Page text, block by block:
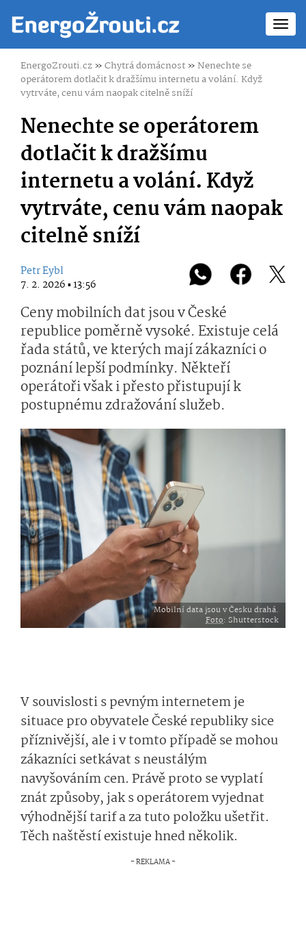
EnergoZrouti.cz»Chytrá domácnost»Nenechte se
operátorem dotlačit k dražšímu internetu a volání. Když
vytrváte, cenu vám naopak citelně sníží
Nenechte se operátorem
dotlačit k dražšímu
internetu a volání. Když
vytrváte, cenu vám naopak
citelně sníží
Petr Eybl
7. 2. 2026 ▪ 13:56
Ceny mobilních dat jsou v České
republice poměrně vysoké. Existuje celá
řada států, ve kterých mají zákazníci o
poznání lepší podmínky. Někteří
operátoři však i přesto přistupují k
postupnému zdražování služeb.
Mobilní data jsou v Česku drahá.
Foto: Shutterstock
V souvislosti s pevným internetem je
situace pro obyvatele České republiky sice
příznivější, ale i v tomto případě se mohou
zákazníci setkávat s neustálým
navyšováním cen. Právě proto se vyplatí
znát způsoby, jak s operátorem vyjednat
výhodnější tarif a za tuto položku ušetřit.
Těch naštěstí existuje hned několik.